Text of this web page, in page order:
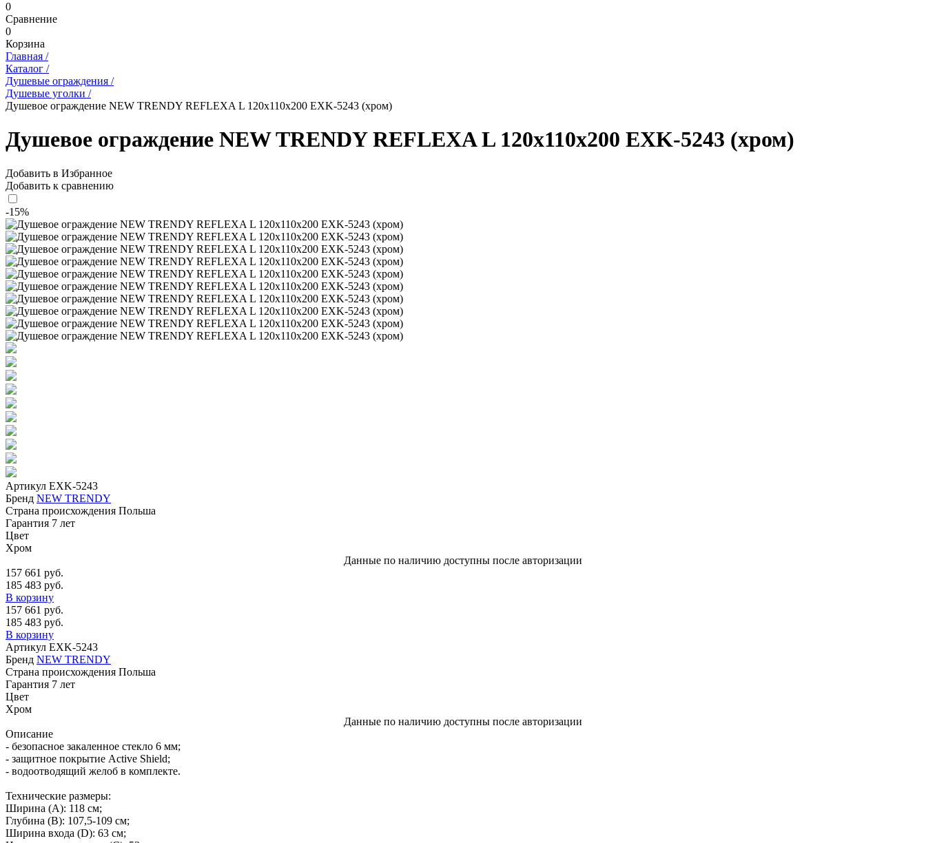
0
Сравнение
0
Корзина
Главная /
Каталог /
Душевые ограждения /
Душевые уголки /
Душевое ограждение NEW TRENDY REFLEXA L 120x110x200 EXK-5243 (хром)
Душевое ограждение NEW TRENDY REFLEXA L 120x110x200 EXK-5243 (хром)
Добавить в Избранное
Добавить к сравнению
-15%
Артикул EXK-5243
Бренд NEW TRENDY
Страна происхождения Польша
Гарантия 7 лет
Цвет
Хром
Данные по наличию доступны после авторизации
157 661 руб.
185 483 руб.
В корзину
157 661 руб.
185 483 руб.
В корзину
Артикул EXK-5243
Бренд NEW TRENDY
Страна происхождения Польша
Гарантия 7 лет
Цвет
Хром
Данные по наличию доступны после авторизации
Описание
- безопасное закаленное стекло 6 мм;
- защитное покрытие Active Shield;
- водоотводящий желоб в комплекте.
Технические размеры:
Ширина (A): 118 см;
Глубина (B): 107,5-109 см;
Ширина входа (D): 63 см;